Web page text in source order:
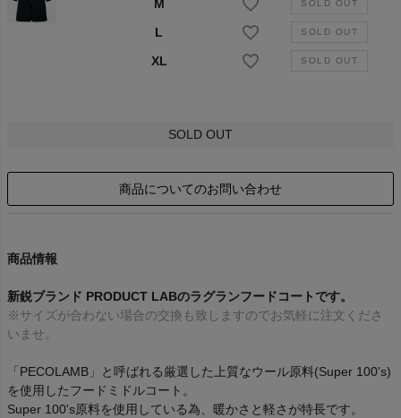
M
L
XL
SOLD OUT
商品についてのお問い合わせ
商品情報
新鋭ブランド PRODUCT LABのラグランフードコートです。
※サイズが合わない場合の交換も致しますのでお気軽に注文くださ
いませ。
「PECOLAMB」と呼ばれる厳選した上質なウール原料(Super 100's)
を使用したフードミドルコート。
Super 100's原料を使用している為、暖かさと軽さが特長です。